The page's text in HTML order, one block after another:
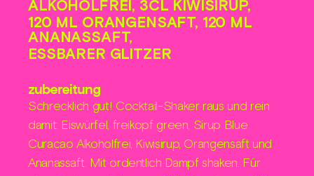
ALKOHOLFREI, 3CL KIWISIRUP,
120 ML ORANGENSAFT, 120 ML
ANANASSAFT,
ESSBARER GLITZER
zubereitung
Schrecklich gut! Cocktail-Shaker raus und rein
damit: Eiswürfel, freikopf green, Sirup Blue
Curacao Alkoholfrei, Kiwisirup, Orangensaft und
Ananassaft. Mit ordentlich Dampf shaken. Für